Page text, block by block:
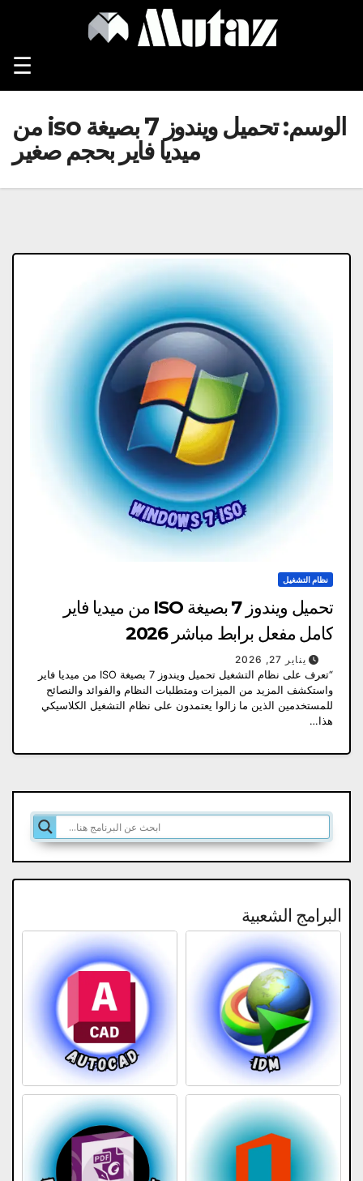
☰
الوسم:
تحميل ويندوز 7 بصيغة iso من
ميديا فاير بحجم صغير
نظام التشغيل
تحميل ويندوز 7 بصيغة ISO من ميديا فاير
كامل مفعل برابط مباشر 2026
يناير 27, 2026
“تعرف على نظام التشغيل تحميل ويندوز 7 بصيغة ISO من ميديا فاير
واستكشف المزيد من الميزات ومتطلبات النظام والفوائد والنصائح
للمستخدمين الذين ما زالوا يعتمدون على نظام التشغيل الكلاسيكي
هذا…
البرامج الشعبية